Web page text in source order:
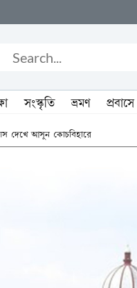
সংস্কৃতি ভ্রমণ প্রবাসে
দেখে আসুন কোচবিহারে